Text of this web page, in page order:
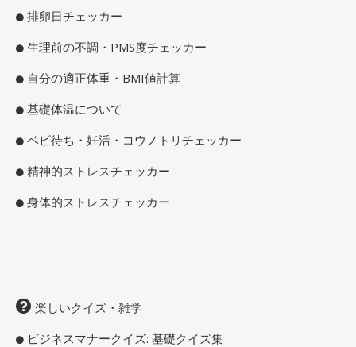
排卵日チェッカー
生理前の不調・PMS度チェッカー
自分の適正体重・BMI値計算
基礎体温について
ベビ待ち・妊活・コウノトリチェッカー
精神的ストレスチェッカー
身体的ストレスチェッカー
楽しいクイズ・雑学
ビジネスマナークイズ: 基礎クイズ集